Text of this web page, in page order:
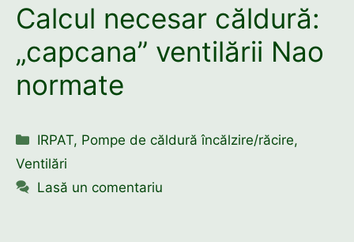
Calcul necesar căldură:
„capcana” ventilării Nao
normate
Categorii
IRPAT, Pompe de căldură încălzire/răcire,
Ventilări
Lasă un comentariu